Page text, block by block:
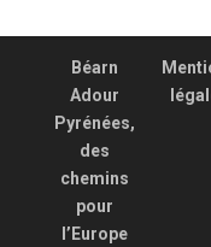
Béarn
Adour
Pyrénées,
des
chemins
pour
l’Europe